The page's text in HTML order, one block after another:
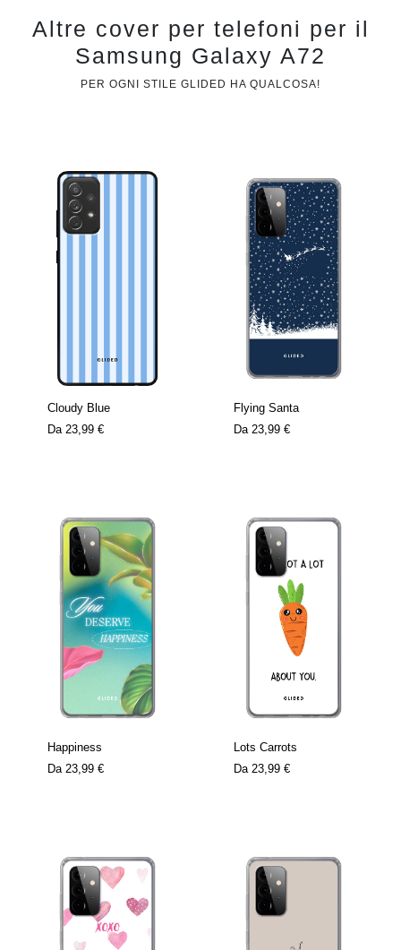
Altre cover per telefoni per il
Samsung Galaxy A72
PER OGNI STILE GLIDED HA QUALCOSA!
Cloudy Blue
Da 23,99 €
Flying Santa
Da 23,99 €
Happiness
Da 23,99 €
Lots Carrots
Da 23,99 €